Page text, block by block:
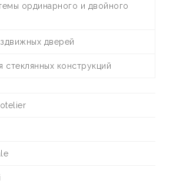
ординарного и двойного
дверей
стеклянных конструкций